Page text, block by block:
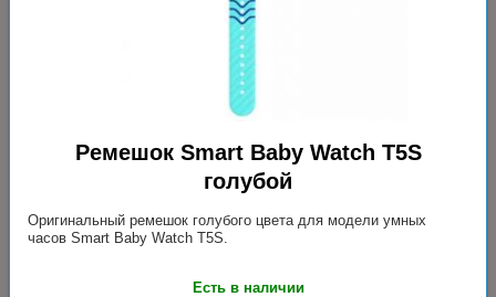
Ремешок Smart Baby Watch T5S
голубой
Оригинальный ремешок голубого цвета для модели умных
часов Smart Baby Watch T5S.
Есть в наличии